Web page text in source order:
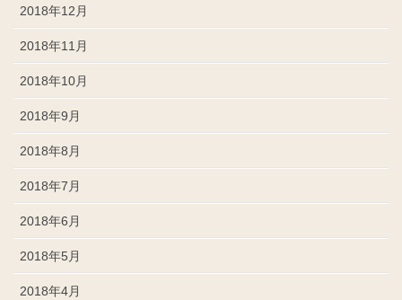
2018年12月
2018年11月
2018年10月
2018年9月
2018年8月
2018年7月
2018年6月
2018年5月
2018年4月